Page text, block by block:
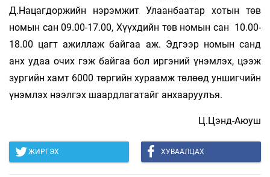
Д.Нацагдоржийн нэрэмжит Улаанбаатар хотын төв
номын сан 09.00-17.00, Хүүхдийн төв номын сан 10.00-
18.00 цагт ажиллаж байгаа аж. Эдгээр номын санд
анх удаа очих гэж байгаа бол иргэний үнэмлэх, цээж
зургийн хамт 6000 төргийн хураамж төлөөд уншигчийн
үнэмлэх нээлгэх шаардлагатайг анхааруулъя.
Ц.Цэнд-Аюуш
ЖИРГЭХ ХУВААЛЦАХ